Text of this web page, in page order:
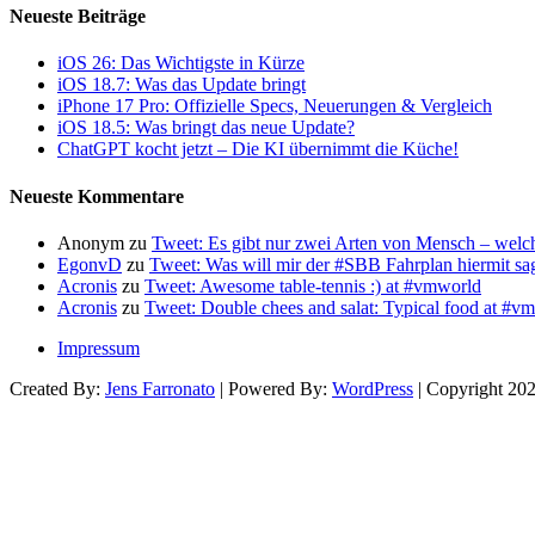
Neueste Beiträge
iOS 26: Das Wichtigste in Kürze
iOS 18.7: Was das Update bringt
iPhone 17 Pro: Offizielle Specs, Neuerungen & Vergleich
iOS 18.5: Was bringt das neue Update?
ChatGPT kocht jetzt – Die KI übernimmt die Küche!
Neueste Kommentare
Anonym zu Tweet: Es gibt nur zwei Arten von Mensch –
EgonvD zu Tweet: Was will mir der #SBB Fahrplan hiermit
Acronis zu Tweet: Awesome table-tennis :) at #vmworld
Acronis zu Tweet: Double chees and salat: Typical food at
Impressum
Created By: Jens Farronato | Powered By: WordPress | Copyright